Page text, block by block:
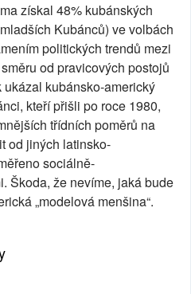
získal 48% kubánských
Kubánců) ve volbách
politických trendů mezi
od pravicových postojů
kubánsko-americký
kteří přišli po roce 1980,
třídních poměrů na
od jiných latinsko-
sociálně-
Škoda, že nevíme, jaká bude
„modelová menšina“.